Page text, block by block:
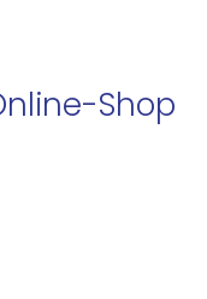
Shop